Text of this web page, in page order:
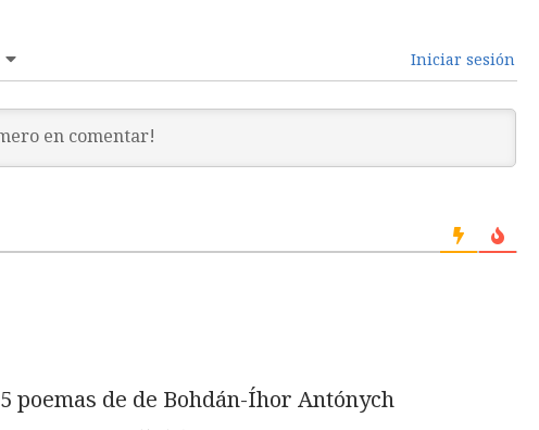
Iniciar sesión
5 poemas de de Bohdán-Íhor Antónych